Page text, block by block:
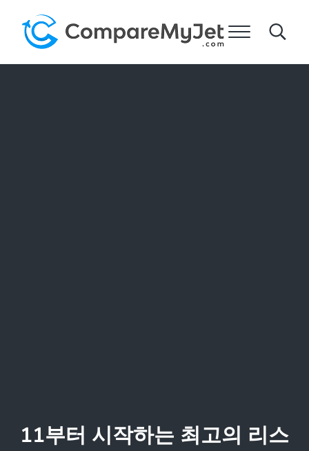
Compare My Jet
메뉴
11부터 시작하는 최고의 리스